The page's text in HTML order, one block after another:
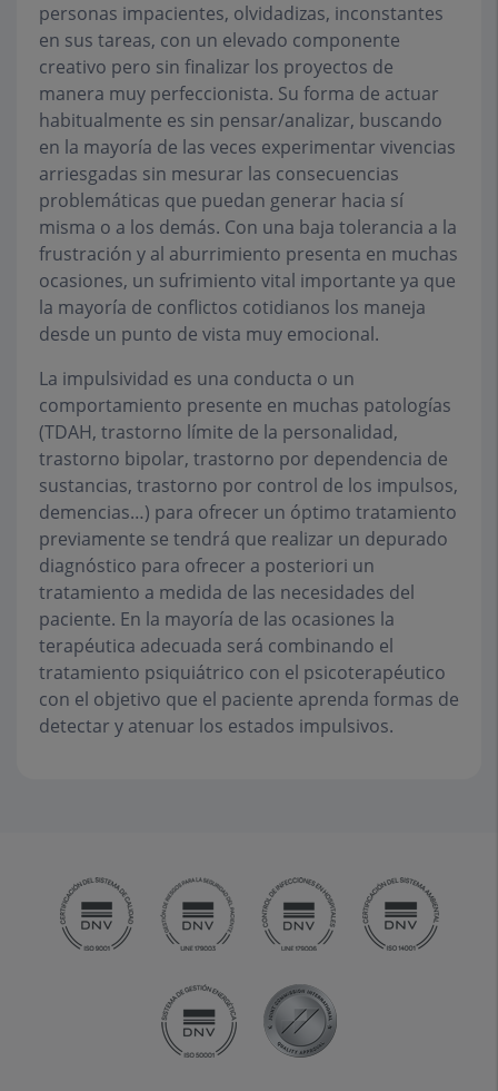
personas impacientes, olvidadizas, inconstantes
en sus tareas, con un elevado componente
creativo pero sin finalizar los proyectos de
manera muy perfeccionista. Su forma de actuar
habitualmente es sin pensar/analizar, buscando
en la mayoría de las veces experimentar vivencias
arriesgadas sin mesurar las consecuencias
problemáticas que puedan generar hacia sí
misma o a los demás. Con una baja tolerancia a la
frustración y al aburrimiento presenta en muchas
ocasiones, un sufrimiento vital importante ya que
la mayoría de conflictos cotidianos los maneja
desde un punto de vista muy emocional.
La impulsividad es una conducta o un
comportamiento presente en muchas patologías
(TDAH, trastorno límite de la personalidad,
trastorno bipolar, trastorno por dependencia de
sustancias, trastorno por control de los impulsos,
demencias…) para ofrecer un óptimo tratamiento
previamente se tendrá que realizar un depurado
diagnóstico para ofrecer a posteriori un
tratamiento a medida de las necesidades del
paciente. En la mayoría de las ocasiones la
terapéutica adecuada será combinando el
tratamiento psiquiátrico con el psicoterapéutico
con el objetivo que el paciente aprenda formas de
detectar y atenuar los estados impulsivos.